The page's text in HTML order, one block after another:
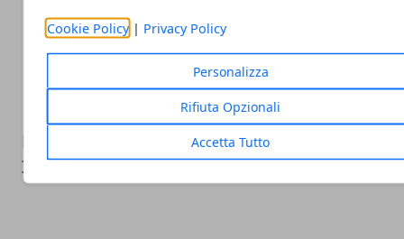
Cookie Policy| Privacy Policy
Personalizza
Rifiuta Opzionali
Accetta Tutto
Matrimoni: i trend più recenti nei
Italia